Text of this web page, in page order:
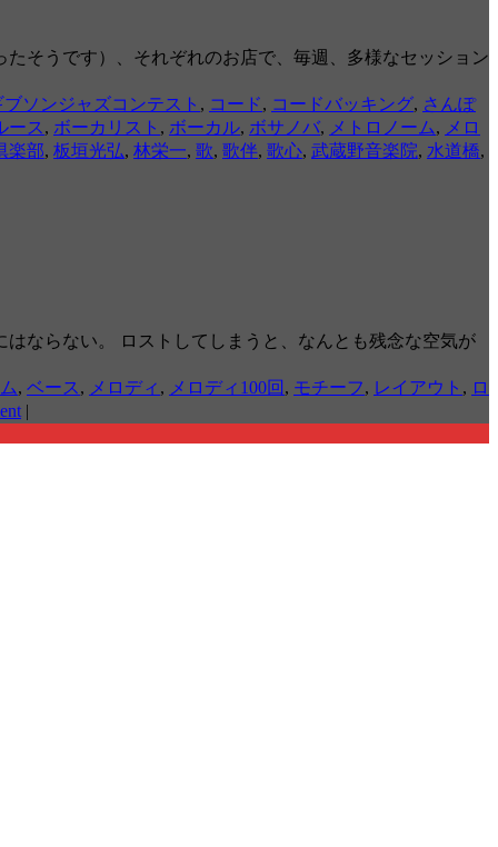
そうです）、それぞれのお店で、毎週、多様なセッション
ブソンジャズコンテスト , コード, コードバッキング, さんぽ
ース , ボーカリスト , ボーカル, ボサノバ, メトロノーム, メロ
楽部, 板垣光弘, 林栄一, 歌, 歌伴, 歌心, 武蔵野音楽院, 水道橋,
ならない。 ロストしてしまうと、なんとも残念な空気が
, ベース , メロディ , メロディ100回 , モチーフ, レイアウト , ロ
|